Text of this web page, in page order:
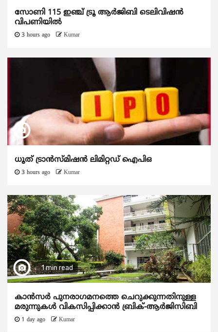
സോണി 115 ഇഞ്ച് ട്രൂ ആർജിബി ടെലിവിഷൻ
വിപണിയിൽ
3 hours ago Kumar
ധൂത് ട്രാൻസ്മിഷൻ ലിമിറ്റഡ് ഐപിഒ
3 hours ago Kumar
1 min read
കാന്‍സര്‍ പുനരാഗമനത്തെ ചെറുക്കുന്നതിനുള്ള
മരുന്നുകള്‍ വികസിപ്പിക്കാന്‍ ബ്രിക്-ആര്‍ജിസിബി
1 day ago Kumar